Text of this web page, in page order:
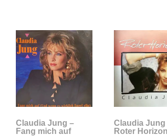
Claudia Jung –
Fang mich auf
Claudia Jung
Roter